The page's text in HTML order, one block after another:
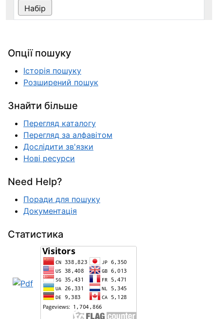
Опції пошуку
Історія пошуку
Розширений пошук
Знайти більше
Перегляд каталогу
Перегляд за алфавітом
Дослідити зв'язки
Нові ресурси
Need Help?
Поради для пошуку
Документація
Статистика